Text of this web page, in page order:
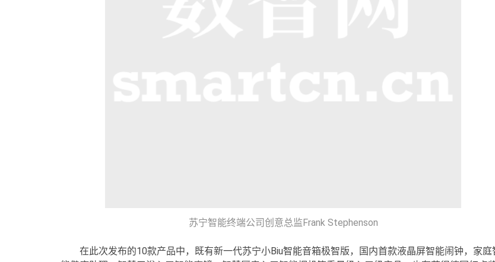
苏宁智能终端公司创意总监Frank Stephenson
在此次发布的10款产品中，既有新一代苏宁小Biu智能音箱极智版，国内首款液晶屏智能闹钟，家庭